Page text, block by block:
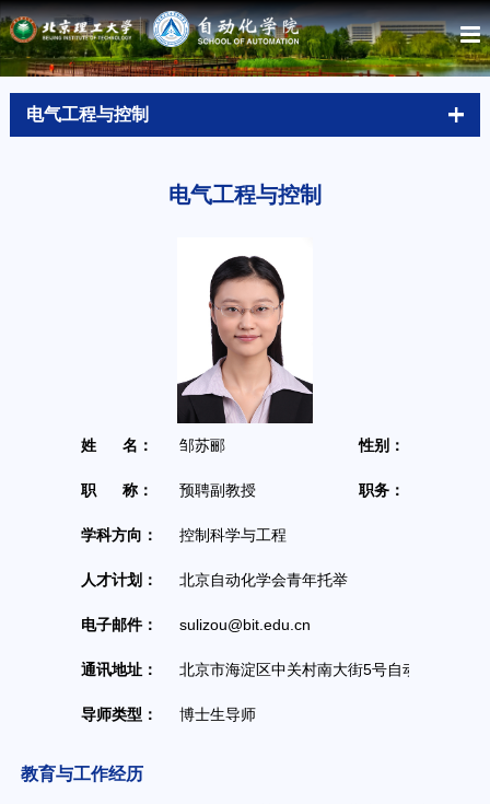
电气工程与控制
电气工程与控制
姓 名： 邹苏郦 性别：
职 称： 预聘副教授 职务：
学科方向： 控制科学与工程
人才计划： 北京自动化学会青年托举
电子邮件： sulizou@bit.edu.cn
通讯地址： 北京市海淀区中关村南大街5号自动化学院
导师类型： 博士生导师
教育与工作经历